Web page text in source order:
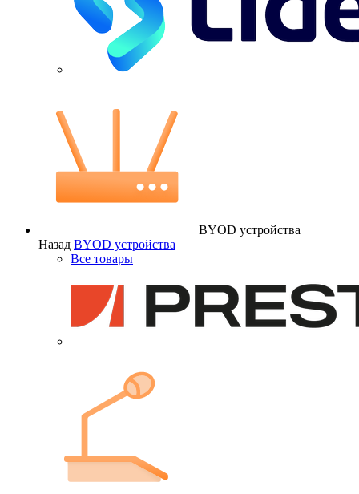
BYOD устройства
Назад BYOD устройства
Все товары